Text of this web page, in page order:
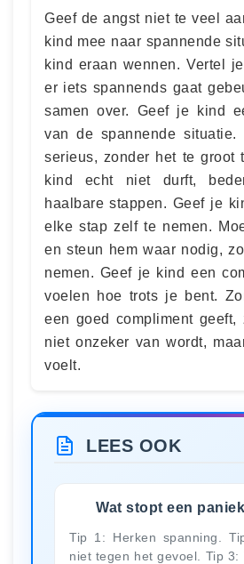
Geef de angst niet te veel
kind mee naar spannende
kind eraan wennen. Vertel
er iets spannends gaat
samen over. Geef je kind
van de spannende situatie.
serieus, zonder het te groot
kind echt niet durft,
haalbare stappen. Geef je
elke stap zelf te nemen.
en steun hem waar nodig,
nemen. Geef je kind een
voelen hoe trots je bent.
een goed compliment
niet onzeker van wordt,
voelt.
LEES OOK
Wat stopt een
Tip 1: Herken spanning.
niet tegen het gevoel. Tip 3: